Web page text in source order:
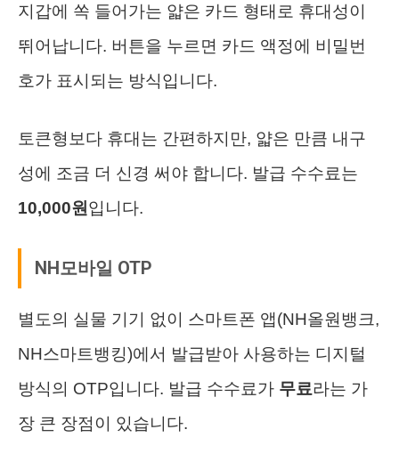
지갑에 쏙 들어가는 얇은 카드 형태로 휴대성이
뛰어납니다. 버튼을 누르면 카드 액정에 비밀번
호가 표시되는 방식입니다.
토큰형보다 휴대는 간편하지만, 얇은 만큼 내구
성에 조금 더 신경 써야 합니다. 발급 수수료는
10,000원 입니다.
NH모바일 OTP
별도의 실물 기기 없이 스마트폰 앱(NH올원뱅크,
NH스마트뱅킹)에서 발급받아 사용하는 디지털
방식의 OTP입니다. 발급 수수료가 무료라는 가
장 큰 장점이 있습니다.